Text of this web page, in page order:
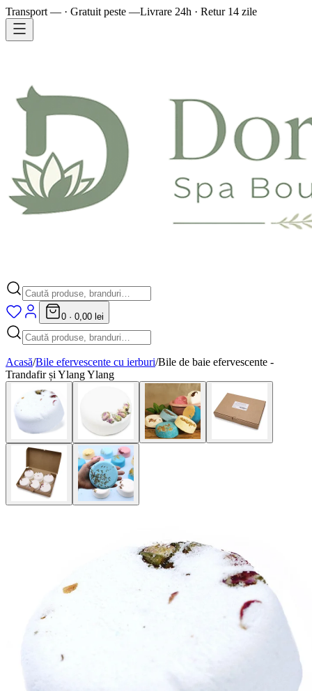
Transport — · Gratuit peste —Livrare 24h · Retur 14 zile
0 · 0,00 lei
Acasă/Bile efervescente cu ierburi/Bile de baie efervescente -
Trandafir și Ylang Ylang